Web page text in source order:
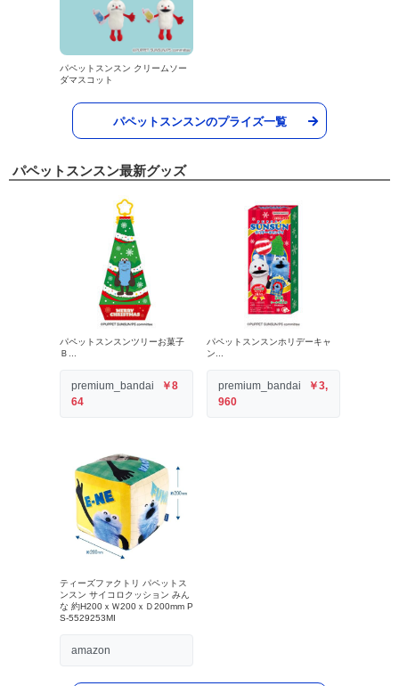
パペットスンスン クリームソー
ダマスコット
パペットスンスンのプライズ一覧
パペットスンスン最新グッズ
パペットスンスンツリーお菓子
Ｂ...
premium_bandai
￥8
64
パペットスンスンホリデーキャ
ン...
premium_bandai
￥3,
960
ティーズファクトリ パペットス
ンスン サイコロクッション みん
な 約H200ｘＷ200ｘＤ200mm P
S-5529253MI
amazon